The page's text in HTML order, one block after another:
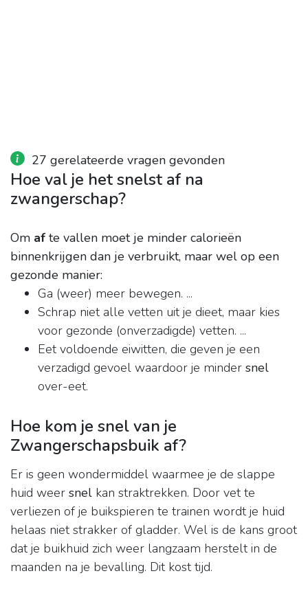
27 gerelateerde vragen gevonden
Hoe val je het snelst af na
zwangerschap?
Om af te vallen moet je minder calorieën
binnenkrijgen dan je verbruikt, maar wel op een
gezonde manier:
Ga (weer) meer bewegen. ...
Schrap niet alle vetten uit je dieet, maar kies
voor gezonde (onverzadigde) vetten. ...
Eet voldoende eiwitten, die geven je een
verzadigd gevoel waardoor je minder snel
over-eet.
Hoe kom je snel van je
Zwangerschapsbuik af?
Er is geen wondermiddel waarmee je de slappe
huid weer snel kan straktrekken. Door vet te
verliezen of je buikspieren te trainen wordt je huid
helaas niet strakker of gladder. Wel is de kans groot
dat je buikhuid zich weer langzaam herstelt in de
maanden na je bevalling. Dit kost tijd.